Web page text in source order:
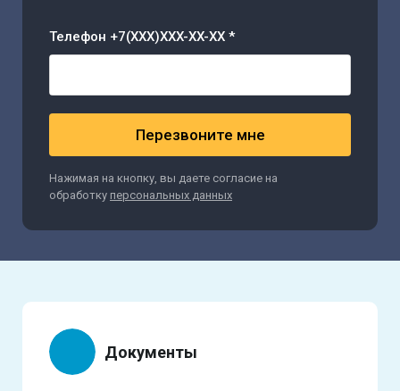
Телефон +7(XXX)XXX-XX-XX *
Перезвоните мне
Нажимая на кнопку, вы даете согласие на
обработку персональных данных
Документы